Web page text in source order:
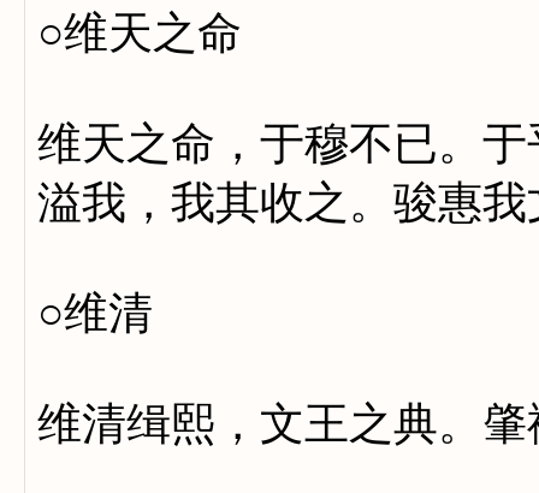
○维天之命
维天之命，于穆不已。
溢我，我其收之。骏惠
○维清
维清缉熙，文王之典。